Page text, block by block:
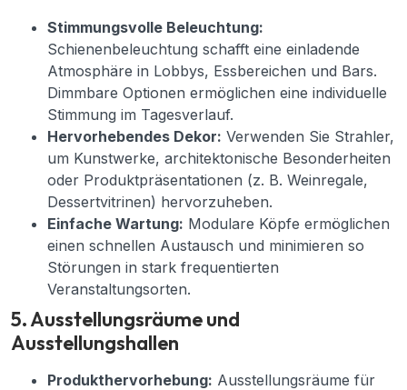
Stimmungsvolle Beleuchtung:
Schienenbeleuchtung schafft eine einladende
Atmosphäre in Lobbys, Essbereichen und Bars.
Dimmbare Optionen ermöglichen eine individuelle
Stimmung im Tagesverlauf.
Hervorhebendes Dekor: Verwenden Sie Strahler,
um Kunstwerke, architektonische Besonderheiten
oder Produktpräsentationen (z. B. Weinregale,
Dessertvitrinen) hervorzuheben.
Einfache Wartung: Modulare Köpfe ermöglichen
einen schnellen Austausch und minimieren so
Störungen in stark frequentierten
Veranstaltungsorten.
5. Ausstellungsräume und
Ausstellungshallen
Produkthervorhebung: Ausstellungsräume für